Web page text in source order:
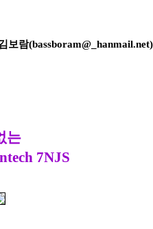
보람(bassboram@_hanmail.net)
는
7NJS